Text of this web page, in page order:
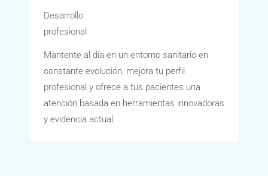
Desarrollo
profesional
Mantente al día en un entorno sanitario en
constante evolución, mejora tu perfil
profesional y ofrece a tus pacientes una
atención basada en herramientas innovadoras
y evidencia actual.